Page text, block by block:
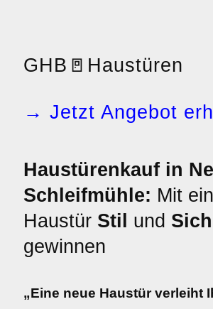
GHB 🚪 Haustüren
→ Jetzt Angebot
Haustürenkauf in
Schleifmühle: Mit
Haustür Stil und
gewinnen
„Eine neue Haustür verleiht